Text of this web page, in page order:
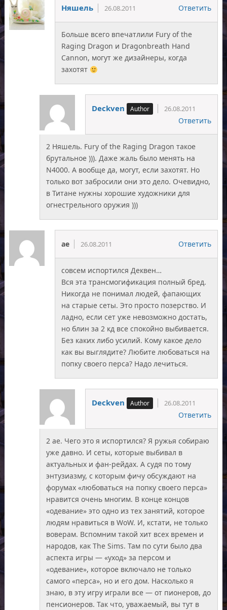
Няшель 26.08.2011 Ответить
Больше всего впечатлили Fury of the
Raging Dragon и Dragonbreath Hand
Cannon, могут же дизайнеры, когда
захотят
Deckven 26.08.2011
Ответить
2 Няшель. Fury of the Raging Dragon такое
брутальное ))). Даже жаль было менять на
N4000. А вообще да, могут, если захотят. Но
только вот забросили они это дело. Очевидно,
в Титане нужны хорошие художники для
огнестрельного оружия )))
ае 26.08.2011 Ответить
совсем испортился Деквен…
Вся эта трансмогификация полный бред.
Никогда не понимал людей, фапающих
на старые сеты. Это просто позерство. И
ладно, если сет уже невозможно достать,
но блин за 2 кд все спокойно выбивается.
Без каких либо усилий. Кому какое дело
как вы выглядите? Любите любоваться на
попку своего перса? Надо лечиться.
Deckven 26.08.2011
Ответить
2 ae. Чего это я испортился? Я ружья собираю
уже давно. И сеты, которые выбивал в
актуальных и фан-рейдах. А судя по тому
энтузиазму, с которым фичу обсуждают на
форумах «любоваться на попку своего перса»
нравится очень многим. В конце концов
«одевание» это одно из тех занятий, которое
людям нравиться в WoW. И, кстати, не только
воверам. Вспомним такой хит всех времен и
народов, как The Sims. Там по сути было два
аспекта игры — «уход» за персом и
«одевание», которое включало не только
самого «перса», но и его дом. Насколько я
знаю, в эту игру играли все — от пионеров, до
пенсионеров. Так что, уважаемый, вы тут в